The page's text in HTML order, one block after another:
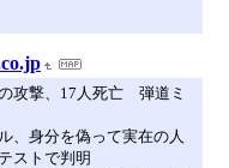
攻撃、17人死亡 弾道ミ
、身分を偽って実在の人
ストで判明